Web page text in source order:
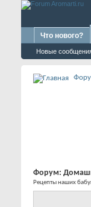
Что нового?
Новые
Форум:
Рецепты наших